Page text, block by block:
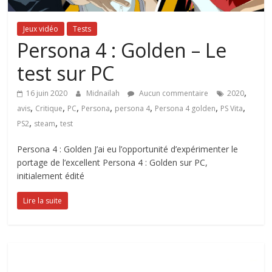
Jeux vidéo Tests
Persona 4 : Golden – Le
test sur PC
16 juin 2020 Midnailah Aucun commentaire 2020,
avis, Critique, PC, Persona, persona 4, Persona 4 golden, PS Vita,
PS2, steam,test
Persona 4 : Golden J’ai eu l’opportunité d’expérimenter le
portage de l’excellent Persona 4 : Golden sur PC,
initialement édité
Lire la suite